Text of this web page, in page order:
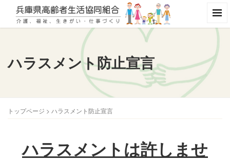
ハラスメント防止宣言
トップページ > ハラスメント防止宣言
ハラスメントは許しませ